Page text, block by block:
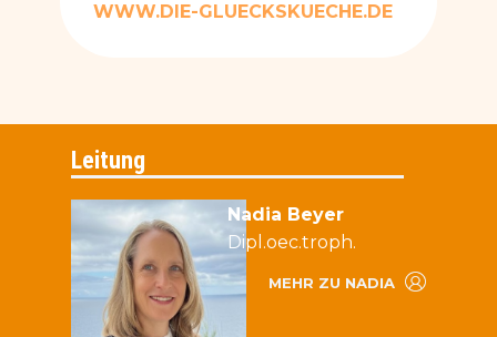
WWW.DIE-GLUECKSKUECHE.DE
Leitung
Nadia Beyer
Dipl.oec.troph.
MEHR ZU NADIA